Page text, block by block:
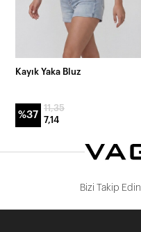
Kayık Yaka Bluz
%37
11,35
7,14
Bizi Takip Edin